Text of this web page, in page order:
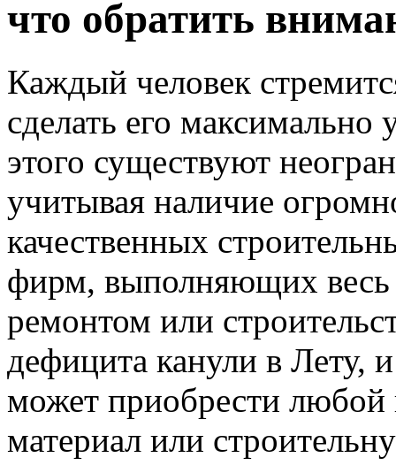
что обратить
Каждый человек
сделать его
этого существуют
учитывая наличие
качественных
фирм, выполняющих весь
ремонтом или
дефицита канули в Лету,
может приобрести
материал или